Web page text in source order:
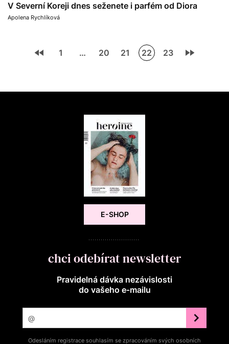
V Severní Koreji dnes seženete i parfém od Diora
Apolena Rychlíková
1 … 20 21 22 23
E-SHOP
chci odebírat newsletter
Pravidelná dávka nezávislosti
do vašeho e‑mailu
Odesláním registrace souhlasím se zpracováním svých osobních